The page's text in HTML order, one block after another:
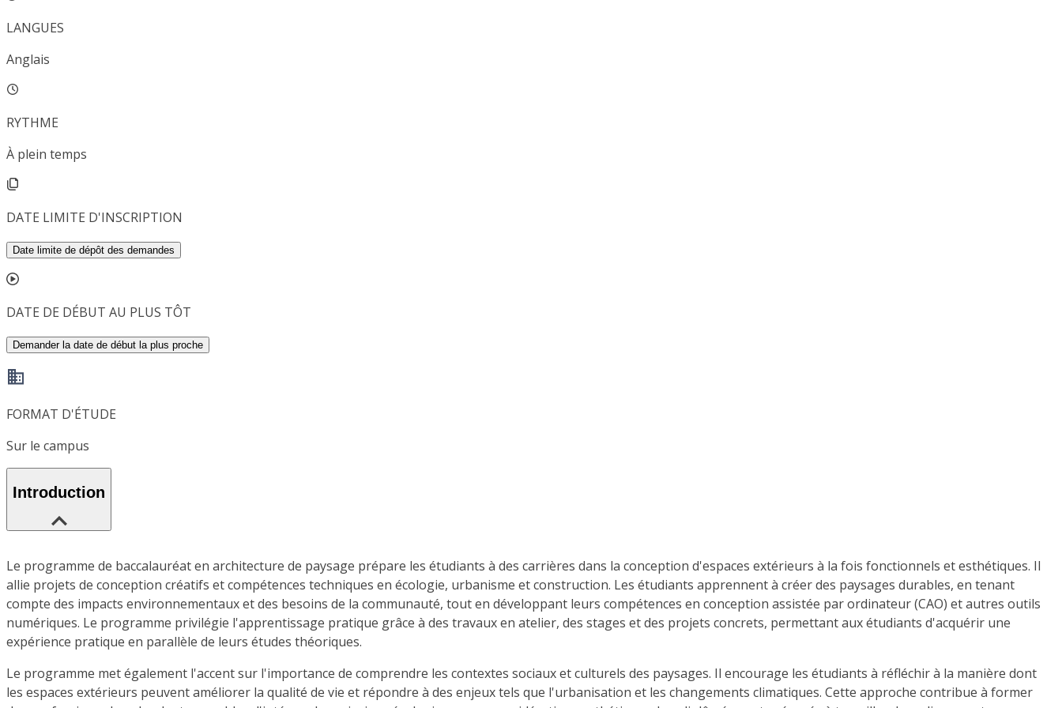
LANGUES
Anglais
RYTHME
À plein temps
DATE LIMITE D'INSCRIPTION
Date limite de dépôt des demandes
DATE DE DÉBUT AU PLUS TÔT
Demander la date de début la plus proche
FORMAT D'ÉTUDE
Sur le campus
Introduction
Le programme de baccalauréat en architecture de paysage prépare les étudiants à des carrières dans la conception d'espaces extérieurs à la fois fonctionnels et esthétiques. Il
allie projets de conception créatifs et compétences techniques en écologie, urbanisme et construction. Les étudiants apprennent à créer des paysages durables, en tenant
compte des impacts environnementaux et des besoins de la communauté, tout en développant leurs compétences en conception assistée par ordinateur (CAO) et autres outils
numériques. Le programme privilégie l'apprentissage pratique grâce à des travaux en atelier, des stages et des projets concrets, permettant aux étudiants d'acquérir une
expérience pratique en parallèle de leurs études théoriques.
Le programme met également l'accent sur l'importance de comprendre les contextes sociaux et culturels des paysages. Il encourage les étudiants à réfléchir à la manière dont
les espaces extérieurs peuvent améliorer la qualité de vie et répondre à des enjeux tels que l'urbanisation et les changements climatiques. Cette approche contribue à former